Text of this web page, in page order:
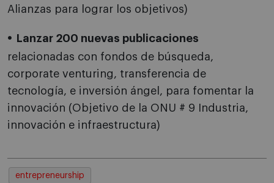
Alianzas para lograr los objetivos)
Lanzar 200 nuevas publicaciones
relacionadas con fondos de búsqueda,
corporate venturing, transferencia de
tecnología, e inversión ángel, para fomentar la
innovación (Objetivo de la ONU # 9 Industria,
innovación e infraestructura)
entrepreneurship